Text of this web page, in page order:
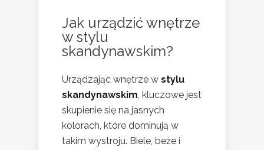
Jak urządzićwnętrze
w stylu
skandynawskim?
Urządzając wnętrze w stylu
skandynawskim, kluczowe jest
skupienie się na jasnych
kolorach, które dominują w
takim wystroju. Biele, beże i